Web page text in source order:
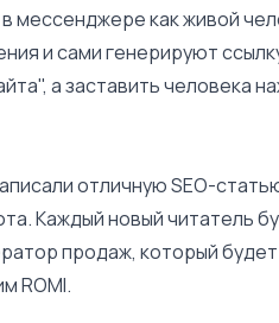
мессенджере как живой
и сами генерируют
а заставить человека
отличную SEO-
Каждый новый читатель
продаж, который будет
ROMI.